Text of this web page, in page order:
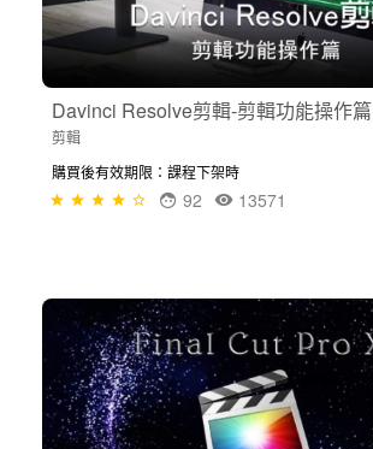
Davinci Resolve剪輯-剪輯功能操作篇
剪輯
購買後有效期限：課程下架時
13571
92